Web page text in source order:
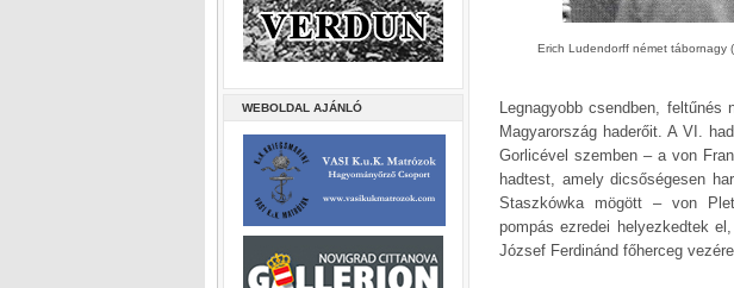
WEBOLDAL AJÁNLÓ
Erich Ludendorff német tábornagy
Legnagyobb csendben,
Magyarország haderőit. A VI.
Gorlicével szemben – a von
hadtest, amely dicsőségesen
Staszkówka mögött – von
pompás ezredei helyezkedtek
József Ferdinánd főherceg